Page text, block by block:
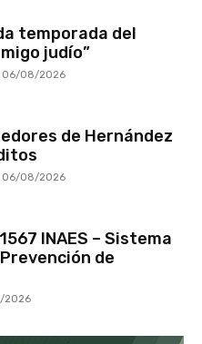
temporada del
judío”
06/08/2026
de Hernández
06/08/2026
INAES – Sistema
de
2026